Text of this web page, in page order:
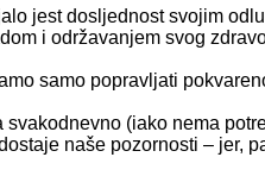
jest dosljednost svojim
i održavanjem svog
samo popravljati
(iako nema
naše pozornosti – jer,